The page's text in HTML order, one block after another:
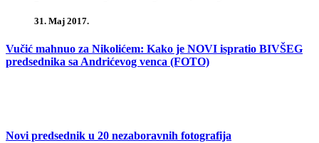
31. Maj 2017.
Vučić mahnuo za Nikolićem: Kako je NOVI ispratio BIVŠEG
predsednika sa Andrićevog venca (FOTO)
Novi predsednik u 20 nezaboravnih fotografija